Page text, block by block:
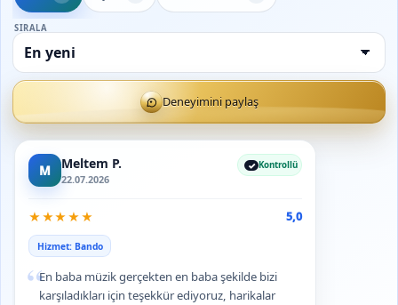
SIRALA
Deneyimini paylaş
M Meltem P.
22.07.2026
Kontrollü
★★★★★ 5,0
Hizmet: Bando
“En baba müzik gerçekten en baba şekilde bizi
karşıladıkları için teşekkür ediyoruz, harikalar